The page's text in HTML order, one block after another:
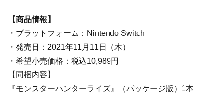
【商品情報】
・プラットフォーム：Nintendo Switch
・発売日：2021年11月11日（木）
・希望小売価格：税込10,989円
【同梱内容】
『モンスターハンターライズ』（パッケージ版）1本